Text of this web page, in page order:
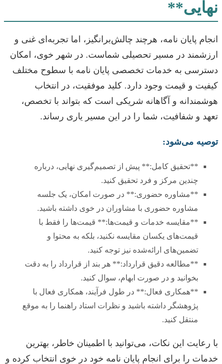
نهایی**
انجام پایان نامه، هرچند چالش‌برانگیز، اما تجربه‌ای غنی و
ارزشمند در مسیر تحصیلی شماست. در شهر خوی، امکان
دسترسی به خدمات تخصصی پایان نامه با سطوح مختلف
کیفیت و قیمت وجود دارد. کلید موفقیت، در انتخاب
هوشمندانه و آگاهانه شریکی است که بتواند با تخصص،
تعهد و شفافیت، شما را در این مسیر یاری رساند.
توصیه می‌شود:
**تحقیق کامل:** پیش از تصمیم‌گیری نهایی، درباره
چندین مرکز و فرد تحقیق کنید.
**مشاوره حضوری:** در صورت امکان، یک جلسه
مشاوره حضوری با مشاوران در خوی داشته باشید.
**مقایسه خدمات و قیمت‌ها:** قیمت‌ها را فقط با
قیمت‌های یکسان مقایسه نکنید، بلکه به محتوا و
تضمین‌های ارائه‌شده نیز توجه کنید.
**مطالعه دقیق قرارداد:** هر بند از قرارداد را به دقت
بخوانید و در صورت ابهام، سوال کنید.
**همکاری فعال:** در طول فرآیند، همکاری فعال با
پژوهشگر داشته باشید و نظرات استاد راهنما را به موقع
منتقل کنید.
با رعایت این نکات، می‌توانید با اطمینان خاطر، بهترین
خدمات را برای انجام پایان نامه خود در خوی انتخاب کرده و